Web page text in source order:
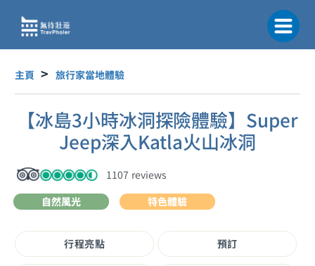
要
主頁 旅行家當地體驗
【冰島3小時冰洞探險體驗】Super
Jeep深入Katla火山冰洞
1107 reviews
自然風光
特色體驗
行程亮點 預訂